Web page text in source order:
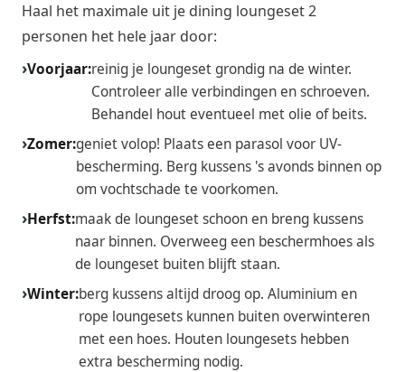
Haal het maximale uit je dining loungeset 2
personen het hele jaar door:
Voorjaar:reinig je loungeset grondig na de winter.
Controleer alle verbindingen en schroeven.
Behandel hout eventueel met olie of beits.
Zomer:geniet volop! Plaats een parasol voor UV-
bescherming. Berg kussens 's avonds binnen op
om vochtschade te voorkomen.
Herfst:maak de loungeset schoon en breng kussens
naar binnen. Overweeg een beschermhoes als
de loungeset buiten blijft staan.
Winter:berg kussens altijd droog op. Aluminium en
rope loungesets kunnen buiten overwinteren
met een hoes. Houten loungesets hebben
extra bescherming nodig.